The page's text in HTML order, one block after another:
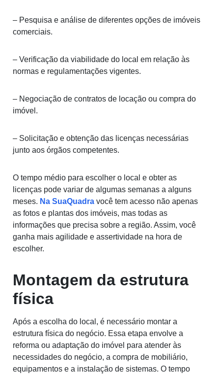
– Pesquisa e análise de diferentes opções de imóveis
comerciais.
– Verificação da viabilidade do local em relação às
normas e regulamentações vigentes.
– Negociação de contratos de locação ou compra do
imóvel.
– Solicitação e obtenção das licenças necessárias
junto aos órgãos competentes.
O tempo médio para escolher o local e obter as
licenças pode variar de algumas semanas a alguns
meses. Na SuaQuadra você tem acesso não apenas
as fotos e plantas dos imóveis, mas todas as
informações que precisa sobre a região. Assim, você
ganha mais agilidade e assertividade na hora de
escolher.
Montagem da estrutura
física
Após a escolha do local, é necessário montar a
estrutura física do negócio. Essa etapa envolve a
reforma ou adaptação do imóvel para atender às
necessidades do negócio, a compra de mobiliário,
equipamentos e a instalação de sistemas. O tempo